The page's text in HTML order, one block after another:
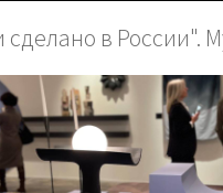
в России".